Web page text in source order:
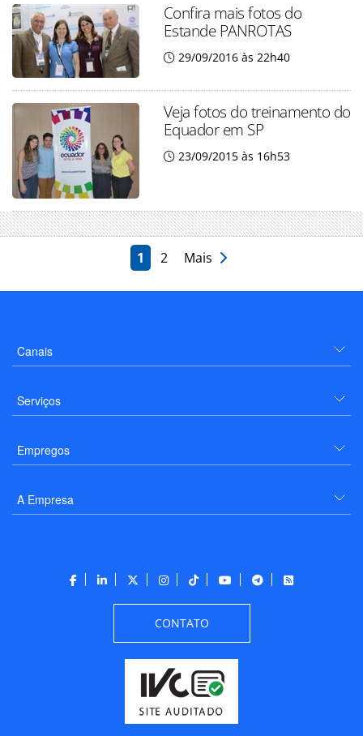
Confira mais fotos do
Estande PANROTAS
29/09/2016 às 22h40
Veja fotos do treinamento do
Equador em SP
23/09/2015 às 16h53
1 2 Mais
Canais
Serviços
Empregos
A Empresa
CONTATO